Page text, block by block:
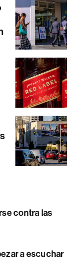
contra las
a escuchar